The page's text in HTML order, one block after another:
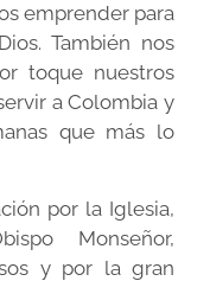
emprender para
También nos
toque nuestros
a Colombia y
que más lo
por la Iglesia,
Monseñor,
y por la gran